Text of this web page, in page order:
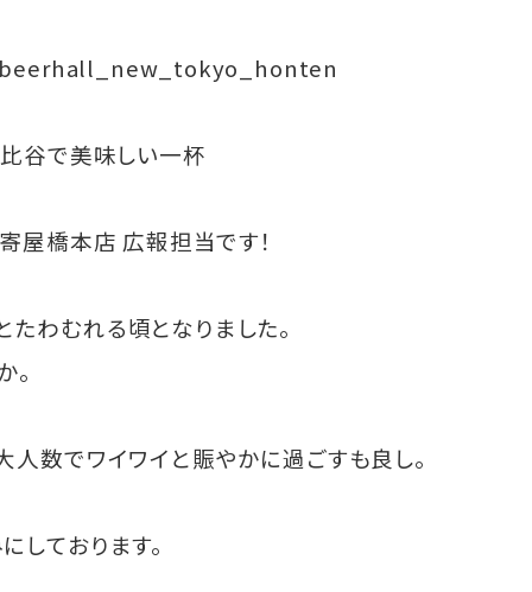
比谷で美味しい一杯
屋橋本店 広報担当です！
わむれる頃となりました。
。
人数でワイワイと賑やかに過ごすも良し。
しております。